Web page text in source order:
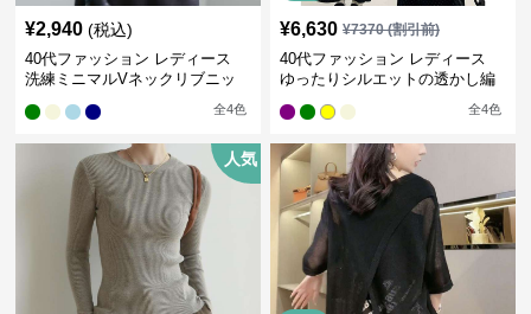
¥2,940 (税込)
40代ファッション レディース
洗練ミニマルVネックリブニッ
全4色
¥6,630 ¥7370(割引前)
40代ファッション レディース
ゆったりシルエットの透かし編
全4色
人気